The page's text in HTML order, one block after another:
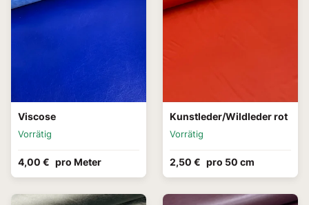
Viscose
Vorrätig
4,00 € pro Meter
Kunstleder/Wildleder rot
Vorrätig
2,50 € pro 50 cm